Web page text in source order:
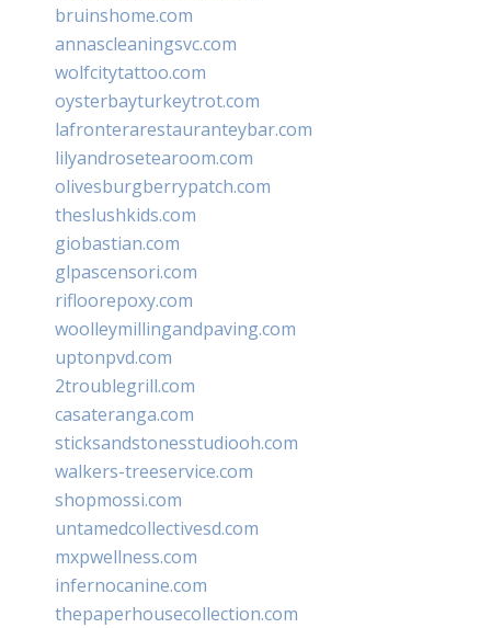
bruinshome.com
annascleaningsvc.com
wolfcitytattoo.com
oysterbayturkeytrot.com
lafronterarestauranteybar.com
lilyandrosetearoom.com
olivesburgberrypatch.com
theslushkids.com
giobastian.com
glpascensori.com
rifloorepoxy.com
woolleymillingandpaving.com
uptonpvd.com
2troublegrill.com
casateranga.com
sticksandstonesstudiooh.com
walkers-treeservice.com
shopmossi.com
untamedcollectivesd.com
mxpwellness.com
infernocanine.com
thepaperhousecollection.com